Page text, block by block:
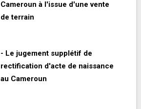
Cameroun à l'issue d'une vente
de terrain
- Le jugement supplétif de
rectification d'acte de naissance
au Cameroun